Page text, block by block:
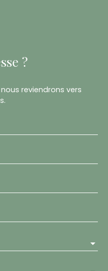
?
reviendrons vers